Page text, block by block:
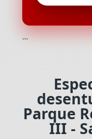
```
Parque
III -